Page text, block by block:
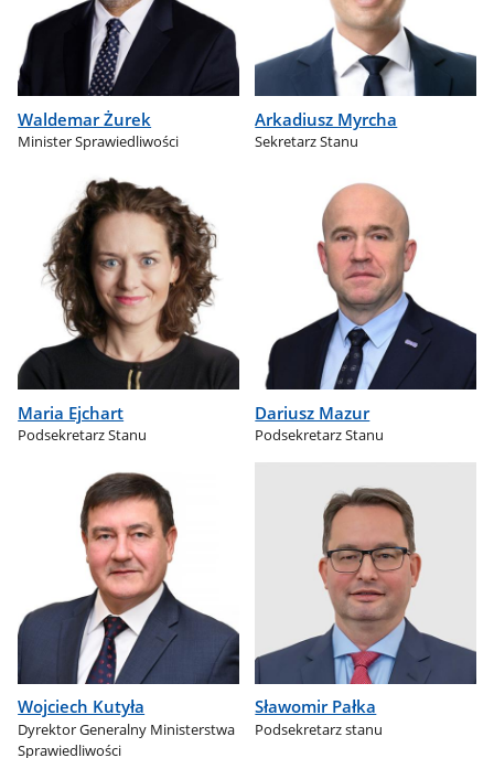
Waldemar Żurek
Minister Sprawiedliwości
Arkadiusz Myrcha
Sekretarz Stanu
Maria Ejchart
Podsekretarz Stanu
Dariusz Mazur
Podsekretarz Stanu
Wojciech Kutyła
Dyrektor Generalny Ministerstwa
Sprawiedliwości
Sławomir Pałka
Podsekretarz stanu